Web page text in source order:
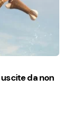
da non